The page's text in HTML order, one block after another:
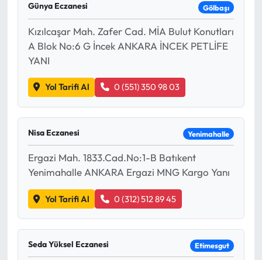
Günya Eczanesi Gölbaşı
Kızılcaşar Mah. Zafer Cad. MİA Bulut Konutları
A Blok No:6 G İncek ANKARA İNCEK PETLİFE
YANI
Yol Tarifi Al 0 (551) 350 98 03
Nisa Eczanesi Yenimahalle
Ergazi Mah. 1833.Cad.No:1-B Batıkent
Yenimahalle ANKARA Ergazi MNG Kargo Yanı
Yol Tarifi Al 0 (312) 512 89 45
Seda Yüksel Eczanesi Etimesgut
Siyaset
Spor
Uğurludağ Haberleri
Yaşam
Yayla Haber
Yemek Tarifleri
Yerel Haberler